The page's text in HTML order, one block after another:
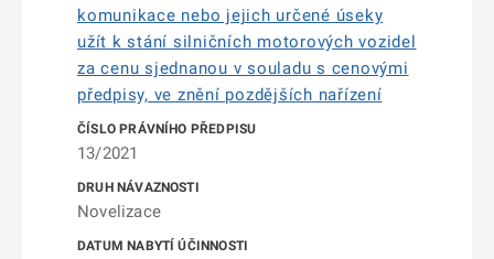
komunikace nebo jejich určené úseky
užít k stání silničních motorových vozidel
za cenu sjednanou v souladu s cenovými
předpisy, ve znění pozdějších nařízení
13/2021
Novelizace